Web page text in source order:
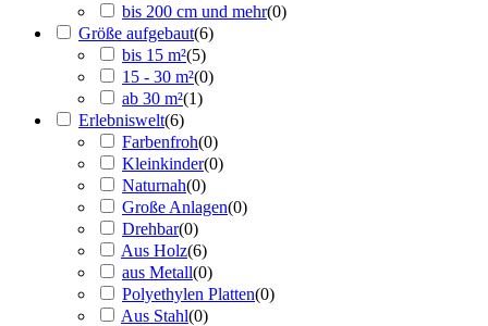
bis 200 cm und mehr(0)
Größe aufgebaut(6)
bis 15 m²(5)
15 - 30 m²(0)
ab 30 m²(1)
Erlebniswelt(6)
Farbenfroh(0)
Kleinkinder(0)
Naturnah(0)
Große Anlagen(0)
Drehbar(0)
Aus Holz(6)
aus Metall(0)
Polyethylen Platten(0)
Aus Stahl(0)